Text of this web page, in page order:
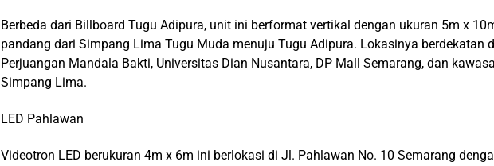
Berbeda dari Billboard Tugu Adipura, unit ini berformat vertikal dengan ukuran 5m x
pandang dari Simpang Lima Tugu Muda menuju Tugu Adipura. Lokasinya berdekatan
Perjuangan Mandala Bakti, Universitas Dian Nusantara, DP Mall Semarang, dan
Simpang Lima.
LED Pahlawan
Videotron LED berukuran 4m x 6m ini berlokasi di Jl. Pahlawan No. 10 Semarang